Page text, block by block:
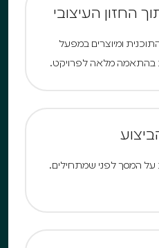
החזון העיצובי
ומיוצרים במפעל
בהתאמה מלאה לפרויקט.
המסך לפני שמתחילים.